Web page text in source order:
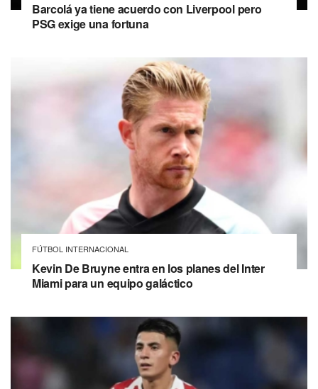
Barcolá ya tiene acuerdo con Liverpool pero
PSG exige una fortuna
FÚTBOL INTERNACIONAL
Kevin De Bruyne entra en los planes del Inter
Miami para un equipo galáctico